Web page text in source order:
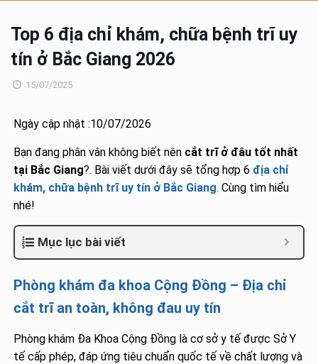
Top 6 địa chỉ khám, chữa bệnh trĩ uy
tín ở Bắc Giang 2026
15/07/2025
Ngày cập nhật :10/07/2026
Bạn đang phân vân không biết nên cắt trĩ ở đâu tốt nhất
tại Bắc Giang?. Bài viết dưới đây sẽ tổng hợp 6 địa chỉ
khám, chữa bệnh trĩ uy tín ở Bắc Giang. Cùng tìm hiểu
nhé!
Mục lục bài viết
Phòng khám đa khoa Cộng Đồng – Địa chỉ
cắt trĩ an toàn, không đau uy tín
Phòng khám Đa Khoa Cộng Đồng là cơ sở y tế được Sở Y
tế cấp phép, đáp ứng tiêu chuẩn quốc tế về chất lượng và